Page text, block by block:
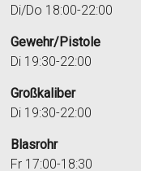
Di/Do 18:00-22:00
Gewehr/Pistole
Di 19:30-22:00
Großkaliber
Di 19:30-22:00
Blasrohr
Fr 17:00-18:30